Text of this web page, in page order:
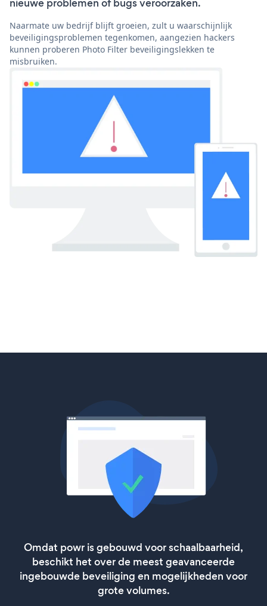
Naarmate uw bedrijf blijft groeien, zult u waarschijnlijk
beveiligingsproblemen tegenkomen, aangezien hackers
kunnen proberen Photo Filter beveiligingslekken te
misbruiken.
Omdat powr is gebouwd voor schaalbaarheid,
beschikt het over de meest geavanceerde
ingebouwde beveiliging en mogelijkheden voor
grote volumes.